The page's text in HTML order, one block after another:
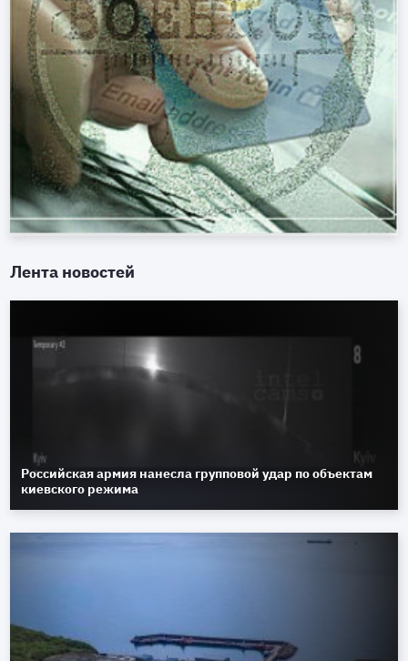
Лента новостей
Российская армия нанесла групповой удар по объектам
киевского режима